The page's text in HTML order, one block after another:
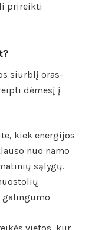
prireikti
siurblį oras-
dėmesį į
kiek energijos
nuo namo
sąlygų.